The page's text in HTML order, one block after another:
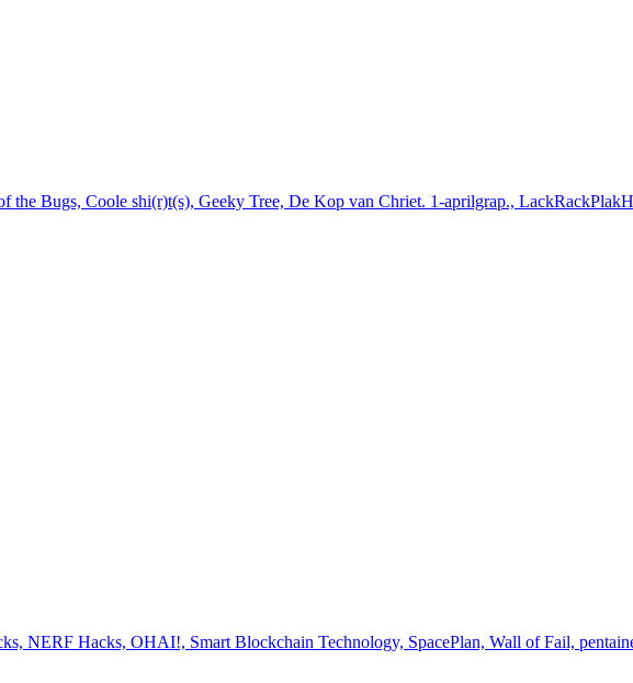
the Bugs, Coole shi(r)t(s), Geeky Tree, De Kop van Chriet. 1-aprilgrap.,
NERF Hacks, OHAI!, Smart Blockchain Technology, SpacePlan, Wall of Fail,